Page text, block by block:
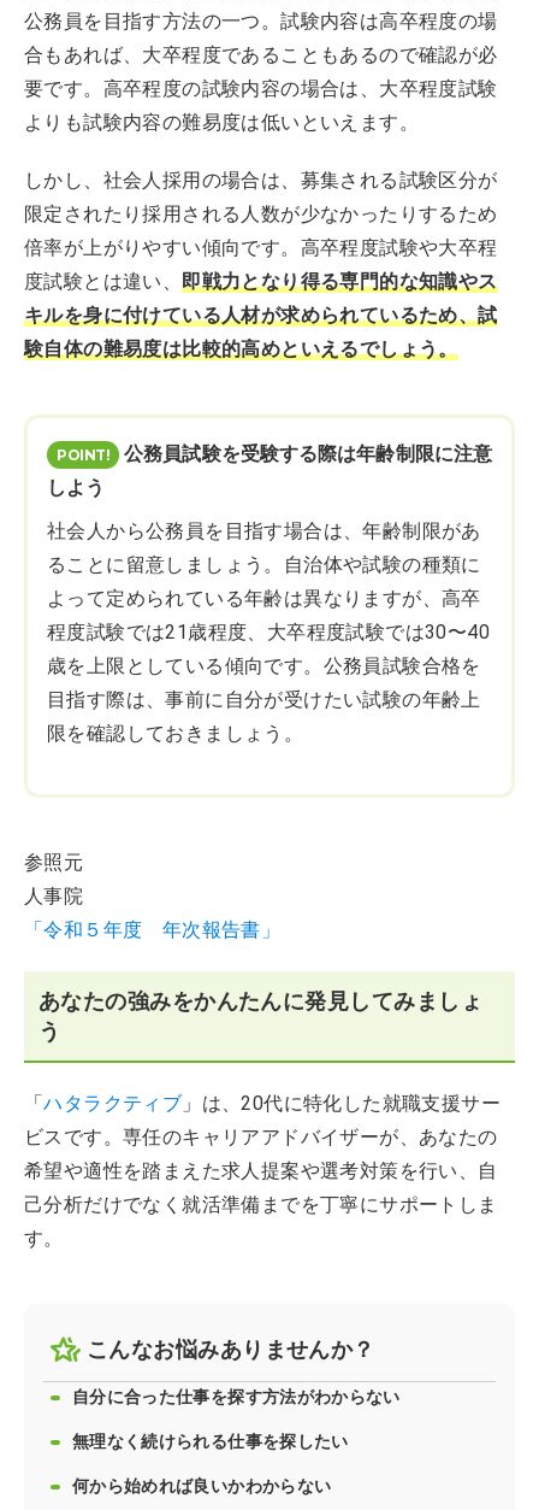
公務員を目指す方法の一つ。試験内容は高卒程度の場
合もあれば、大卒程度であることもあるので確認が必
要です。高卒程度の試験内容の場合は、大卒程度試験
よりも試験内容の難易度は低いといえます。
しかし、社会人採用の場合は、募集される試験区分が
限定されたり採用される人数が少なかったりするため
倍率が上がりやすい傾向です。高卒程度試験や大卒程
度試験とは違い、即戦力となり得る専門的な知識やス
キルを身に付けている人材が求められているため、試
験自体の難易度は比較的高めといえるでしょう。
公務員試験を受験する際は年齢制限に注意
しよう
社会人から公務員を目指す場合は、年齢制限があ
ることに留意しましょう。自治体や試験の種類に
よって定められている年齢は異なりますが、高卒
程度試験では21歳程度、大卒程度試験では30〜40
歳を上限としている傾向です。公務員試験合格を
目指す際は、事前に自分が受けたい試験の年齢上
限を確認しておきましょう。
参照元
人事院
「令和５年度 年次報告書」
あなたの強みをかんたんに発見してみましょ
う
「ハタラクティブ 」は、20代に特化した就職支援サー
ビスです。専任のキャリアアドバイザーが、あなたの
希望や適性を踏まえた求人提案や選考対策を行い、自
己分析だけでなく就活準備までを丁寧にサポートしま
す。
こんなお悩みありませんか？
自分に合った仕事を探す方法がわからない
無理なく続けられる仕事を探したい
何から始めれば良いかわからない